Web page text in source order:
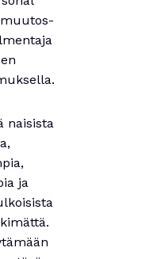
naisista
ja